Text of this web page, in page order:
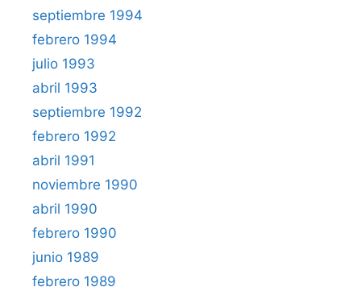
septiembre 1994
febrero 1994
julio 1993
abril 1993
septiembre 1992
febrero 1992
abril 1991
noviembre 1990
abril 1990
febrero 1990
junio 1989
febrero 1989